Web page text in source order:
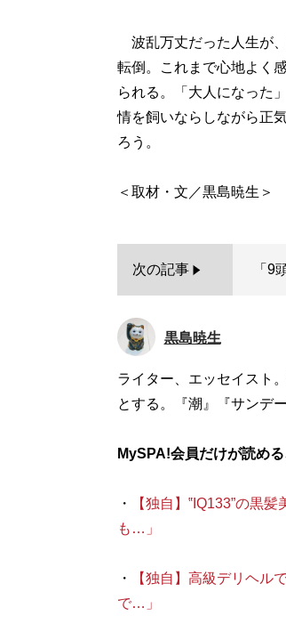
波乱万丈だった人生が
転倒。これまで心地よく
られる。「大人になった
情を飼いならしながら正
ろう。
次の記事 「9
黒島暁生
ライター、エッセイスト
とする。『潮』『サンデ
MySPA!会員だけが読め
・
【独自】‟IQ133”の黒
も…」
・
【独自】高級デリヘル
で…」